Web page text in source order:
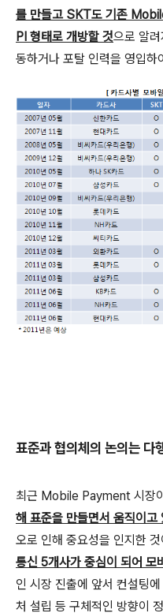
를 만들고 SKT도 기존
PI 형태로 개방할 것으로 알
동하거나 포탈 인력을 영입하
표준과 협의체의 논의는 다
최근 Mobile Payment 시장
해 표준을 만들면서 움직이고
오로 인해 중요성을 인지한 것
통신 5개사가 중심이 되어 모
인 시장 진출에 앞서 컨설팅
처 설립 등 구체적인 방향이